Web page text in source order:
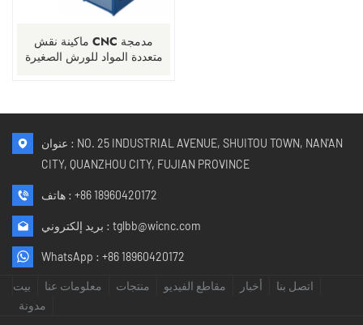
ماكينة نقش CNC مدمجة
متعددة المواد للورش الصغيرة
عنوان : NO. 25 INDUSTRIAL AVENUE, SHUITOU TOWN, NAN'AN
CITY, QUANZHOU CITY, FUJIAN PROVINCE
هاتف : +86 18960420172
بريد إلكتروني : tglbb@wicnc.com
WhatsApp : +86 18960420172
بيت معلومات عنا منتجات مقاطع الفيديو أخبار
اتصل بنا
مدونة